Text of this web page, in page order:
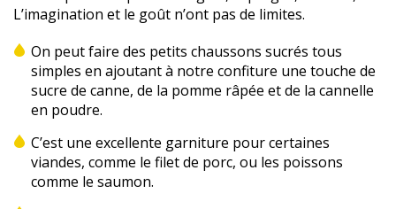
L’imagination et le goût n’ont pas de limites.
On peut faire des petits chaussons sucrés tous
simples en ajoutant à notre confiture une touche de
sucre de canne, de la pomme râpée et de la cannelle
en poudre.
C’est une excellente garniture pour certaines
viandes, comme le filet de porc, ou les poissons
comme le saumon.